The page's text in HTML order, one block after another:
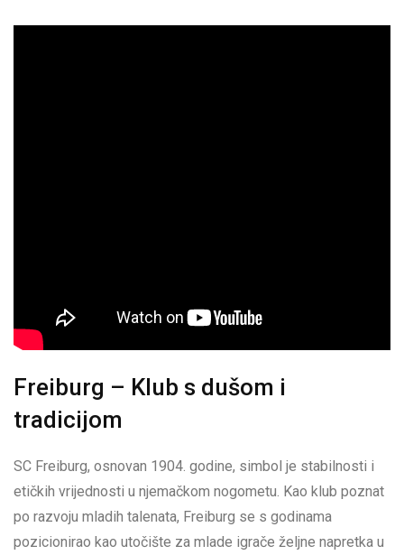
Freiburg – Klub s dušom i
tradicijom
SC Freiburg, osnovan 1904. godine, simbol je stabilnosti i
etičkih vrijednosti u njemačkom nogometu. Kao klub poznat
po razvoju mladih talenata, Freiburg se s godinama
pozicionirao kao utočište za mlade igrače željne napretka u